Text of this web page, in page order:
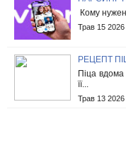
Кому
Трав 15 2026 |
РЕЦЕПТ
Піца
її...
Трав 13 2026 |